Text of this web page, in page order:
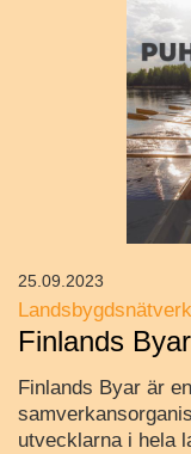
Landsbygdsnätverk
Finlands
Finlands Byar är
utvecklarna i hela
25.09.2023